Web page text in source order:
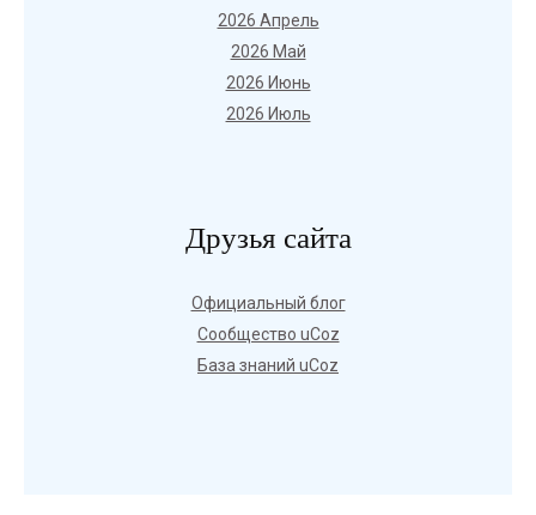
2026 Апрель
2026 Май
2026 Июнь
2026 Июль
Друзья сайта
Официальный блог
Сообщество uCoz
База знаний uCoz